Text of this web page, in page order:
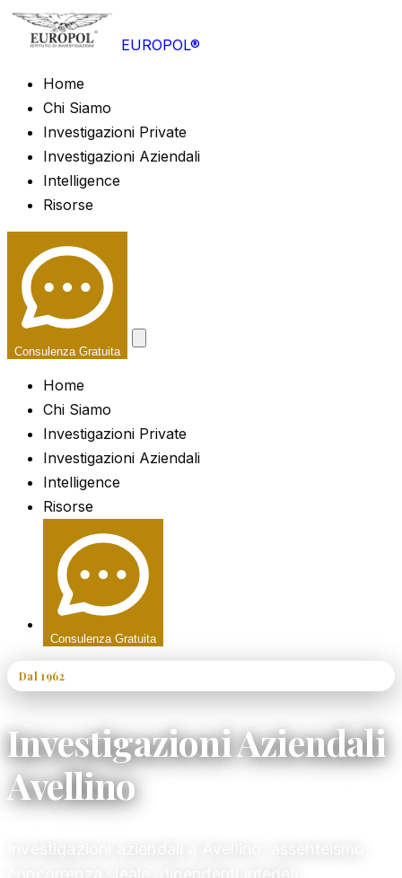
EUROPOL®
Home
Chi Siamo
Investigazioni Private
Investigazioni Aziendali
Intelligence
Risorse
Consulenza Gratuita
Home
Chi Siamo
Investigazioni Private
Investigazioni Aziendali
Intelligence
Risorse
Consulenza Gratuita
Dal 1962
Investigazioni Aziendali
Avellino